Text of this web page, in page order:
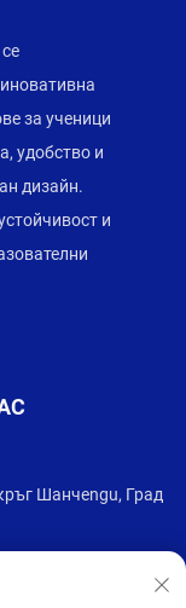
за ученици
удобство и
дизайн.
и
Шанчengu, Град